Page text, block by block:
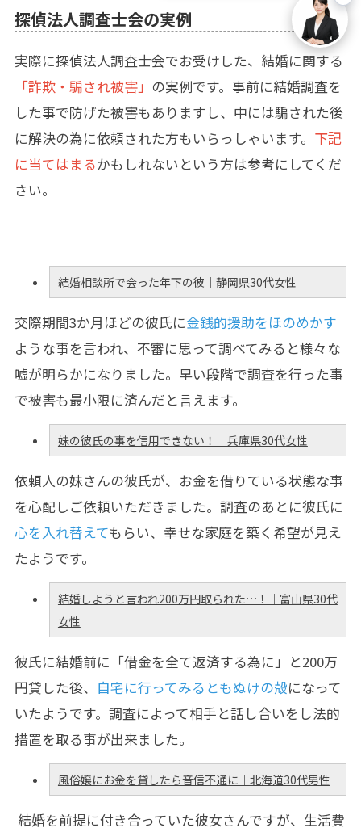
探偵法人調査士会の実例
実際に探偵法人調査士会でお受けした、結婚に関する
「詐欺・騙され被害」 の実例です。事前に結婚調査を
した事で防げた被害もありますし、中には騙された後
に解決の為に依頼された方もいらっしゃいます。 下記
に当てはまるかもしれないという方は参考にしてくだ
さい。
結婚相談所で会った年下の彼｜静岡県30代女性
交際期間3か月ほどの彼氏に金銭的援助をほのめかす
ような事を言われ、不審に思って調べてみると様々な
嘘が明らかになりました。早い段階で調査を行った事
で被害も最小限に済んだと言えます。
妹の彼氏の事を信用できない！｜兵庫県30代女性
依頼人の妹さんの彼氏が、お金を借りている状態な事
を心配しご依頼いただきました。調査のあとに彼氏に
心を入れ替えてもらい、幸せな家庭を築く希望が見え
たようです。
結婚しようと言われ200万円取られた…！｜富山県30代
女性
彼氏に結婚前に「借金を全て返済する為に」と200万
円貸した後、 自宅に行ってみるともぬけの殻になって
いたようです。調査によって相手と話し合いをし法的
措置を取る事が出来ました。
風俗嬢にお金を貸したら音信不通に｜北海道30代男性
結婚を前提に付き合っていた彼女さんですが、生活費